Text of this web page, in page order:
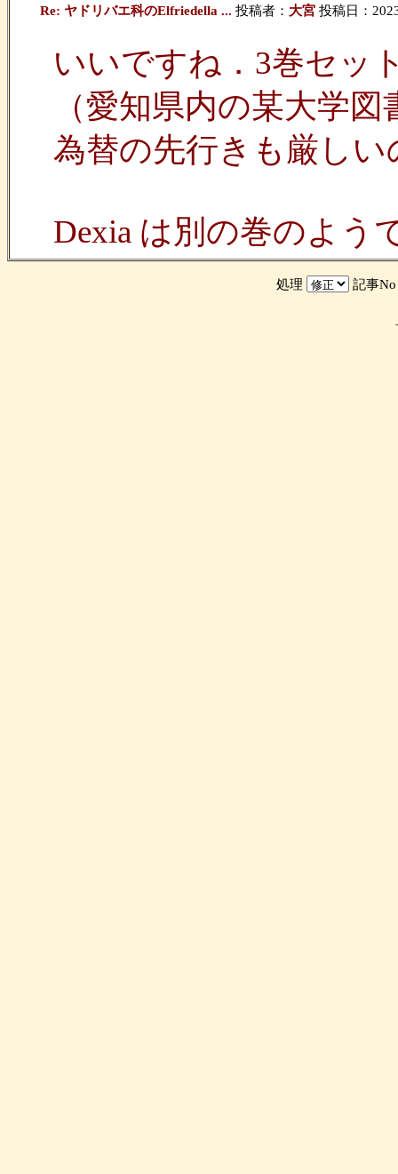
Re: ヤドリバエ科のElfriedella ... 投稿者： 大宮 投稿日：
いいですね．3巻セッ
（愛知県内の某大学
為替の先行きも厳し
Dexia は別の巻のよう
処理 記事